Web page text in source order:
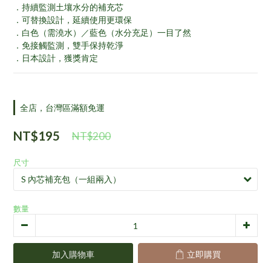
．持續監測土壤水分的補充芯
．可替換設計，延續使用更環保
．白色（需澆水）／藍色（水分充足）一目了然
．免接觸監測，雙手保持乾淨
．日本設計，獲獎肯定
全店，台灣區滿額免運
NT$200
NT$195
尺寸
數量
加入購物車 立即購買